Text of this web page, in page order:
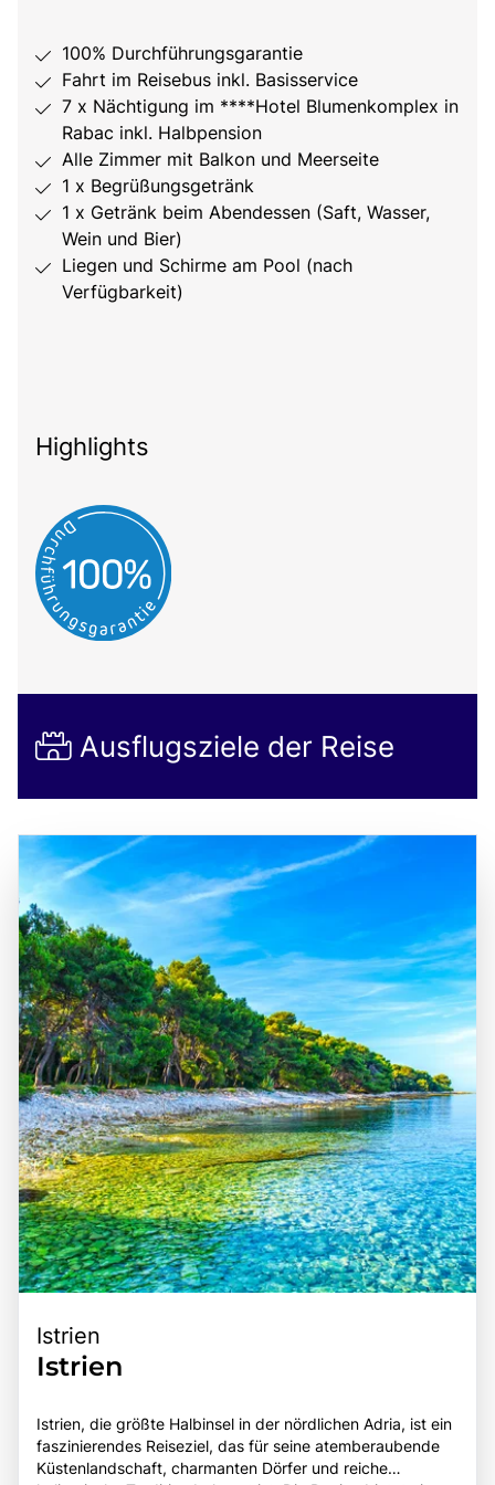
100% Durchführungsgarantie
Fahrt im Reisebus inkl. Basisservice
7 x Nächtigung im ****Hotel Blumenkomplex in
Rabac inkl. Halbpension
Alle Zimmer mit Balkon und Meerseite
1 x Begrüßungsgetränk
1 x Getränk beim Abendessen (Saft, Wasser,
Wein und Bier)
Liegen und Schirme am Pool (nach
Verfügbarkeit)
Highlights
Ausflugsziele der Reise
Istrien
Istrien
Istrien, die größte Halbinsel in der nördlichen Adria, ist ein
faszinierendes Reiseziel, das für seine atemberaubende
Küstenlandschaft, charmanten Dörfer und reiche